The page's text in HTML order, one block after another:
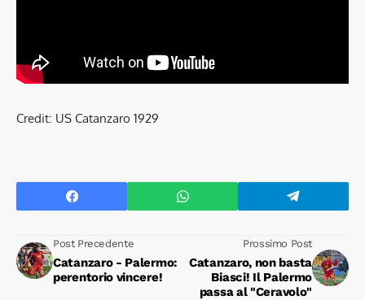
Credit: US Catanzaro 1929
Post Precedente
Catanzaro - Palermo:
perentorio vincere!
Prossimo Post
Catanzaro, non basta
Biasci! Il Palermo
passa al "Ceravolo"